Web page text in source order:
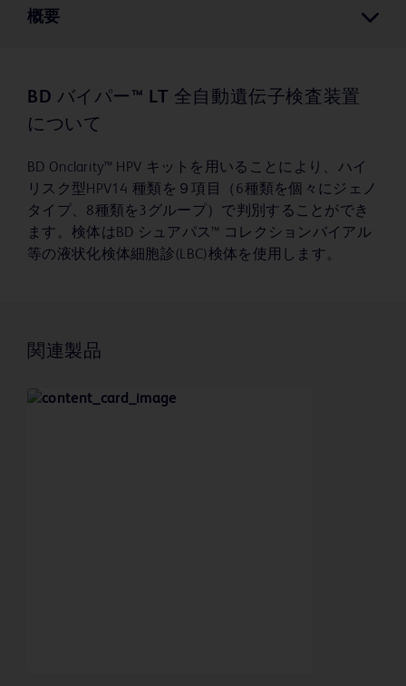
概要
BD バイパー™ LT 全自動遺伝子検査装置
について
BD Onclarity™ HPV キットを用いることにより、ハイ
リスク型HPV14 種類を９項目（6種類を個々にジェノ
タイプ、8種類を3グループ）で判別することができ
ます。検体はBD シュアパス™ コレクションバイアル
等の液状化検体細胞診(LBC)検体を使用します。
関連製品